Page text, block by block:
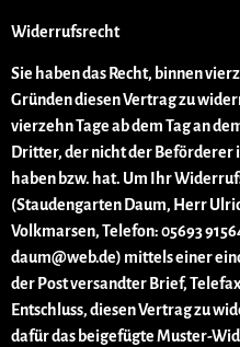
Widerrufsrecht
Sie haben das Recht, binnen
Gründen diesen Vertrag zu
vierzehn Tage ab dem Tag an
Dritter, der nicht der Beförderer
haben bzw. hat. Um Ihr
(Staudengarten Daum, Herr
Volkmarsen, Telefon: 05693
daum@web.de) mittels einer
der Post versandter Brief,
Entschluss, diesen Vertrag zu
dafür das beigefügte Muster-